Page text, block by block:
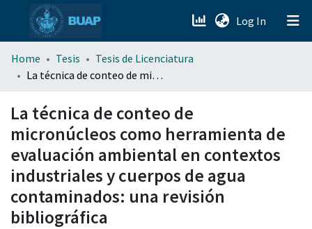
Log In (current)
menu.section.about_menu
Home Tesis
Tesis de Licenciatura
La técnica de conteo de micronúcleos como herramienta de evaluación ambiental en contextos industriales y cuerpos de agua contaminados: una revisión bibliográfica
La técnica de conteo de
micronúcleos como herramienta de
evaluación ambiental en contextos
industriales y cuerpos de agua
contaminados: una revisión
bibliográfica